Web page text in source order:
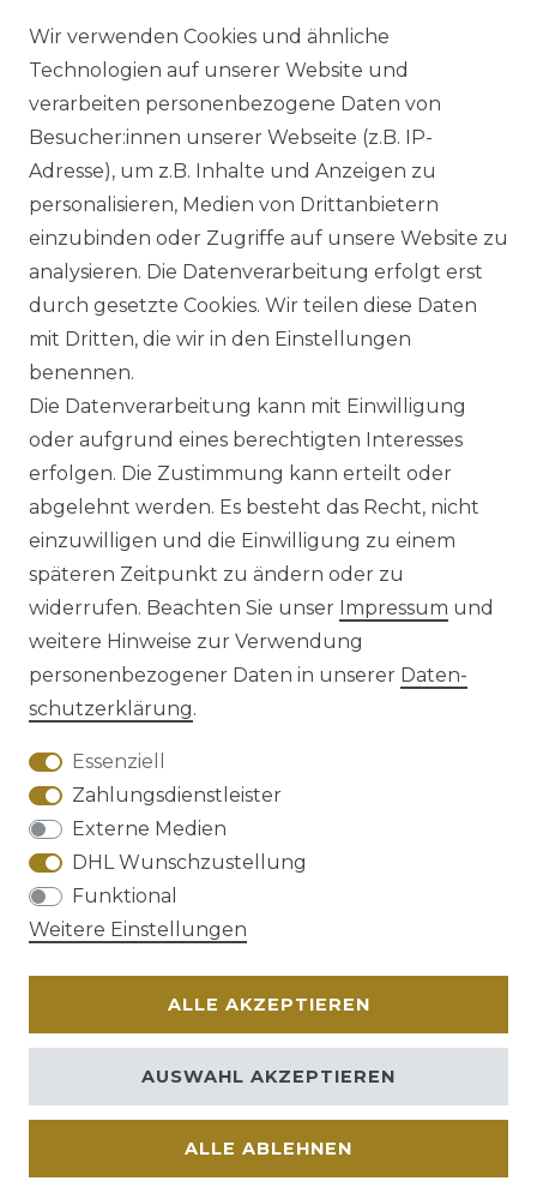
Ähnlicher Artikel
Casa Moda - Comfort Fit -
Bügelfreies Herren Business
langarm Hemd verschiedene
Farben (006050)
UVP 49,99 €
ab 47,99 € *
Impressum Daten­schutz­erklärung
AGB Barrierefreiheitserklärung
Widerrufs­recht
© Copyright 2026 | Alle Rechte vorbehalten.
Wir verwenden Cookies und ähnliche
Technologien auf unserer Website und
verarbeiten personenbezogene Daten von
Besucher:innen unserer Webseite (z.B. IP-
Adresse), um z.B. Inhalte und Anzeigen zu
personalisieren, Medien von Drittanbietern
einzubinden oder Zugriffe auf unsere Website zu
analysieren. Die Datenverarbeitung erfolgt erst
durch gesetzte Cookies. Wir teilen diese Daten
mit Dritten, die wir in den Einstellungen
benennen.
Die Datenverarbeitung kann mit Einwilligung
oder aufgrund eines berechtigten Interesses
erfolgen. Die Zustimmung kann erteilt oder
abgelehnt werden. Es besteht das Recht, nicht
einzuwilligen und die Einwilligung zu einem
späteren Zeitpunkt zu ändern oder zu
widerrufen. Beachten Sie unser Impressum und
weitere Hinweise zur Verwendung
personenbezogener Daten in unserer Daten­
schutz­erklärung.
Essenziell
Zahlungsdienstleister
Externe Medien
DHL Wunschzustellung
Funktional
Weitere Einstellungen
ALLE AKZEPTIEREN
ALLE ABLEHNEN
AUSWAHL AKZEPTIEREN